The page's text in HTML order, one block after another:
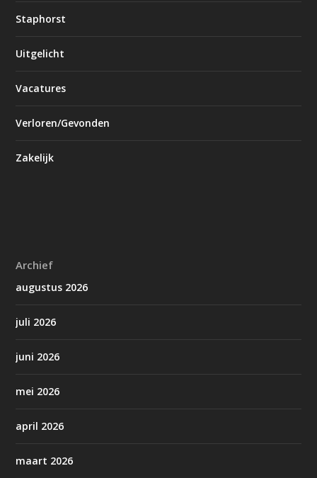
Staphorst
Uitgelicht
Vacatures
Verloren/Gevonden
Zakelijk
Archief
augustus 2026
juli 2026
juni 2026
mei 2026
april 2026
maart 2026